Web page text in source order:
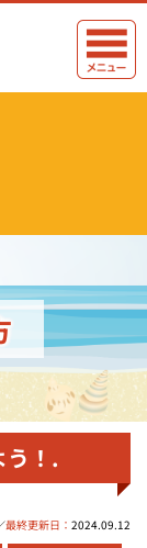
う！.
最終更新日： 2024.09.12